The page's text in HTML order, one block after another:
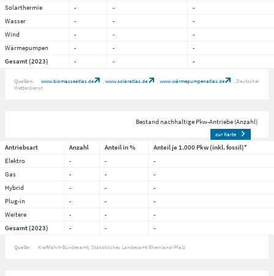
Solarthermie
- -
-
Wasser
- -
-
Wind
- -
-
Wärmepumpen
- -
-
Gesamt (2023)
- - -
Quellen: www.biomasseatlas.de www.solaratlas.de www.wärmepumpenatlas.de
Deutscher
Wetterdienst
Bestand nachhaltige Pkw-Antriebe (Anzahl)
zur Karte
Antriebsart Anzahl Anteil in %
Anteil je 1.000 Pkw (inkl. fossil)*
Elektro
- -
-
Gas
- -
-
Hybrid
- -
-
Plug-in
- -
-
Weitere
- -
-
Gesamt (2023)
- - -
Quelle: Kraftfahrt-Bundesamt, Statistisches Landesamt Rheinland-Pfalz